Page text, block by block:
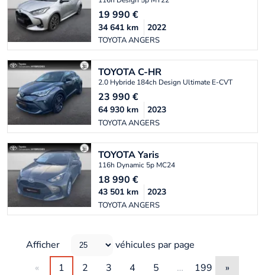
19 990 €
TOYOTA ANGERS
34 641 km 2022
TOYOTAC-HR
2.0 Hybride 184ch Design Ultimate E-CVT
23 990 €
TOYOTA ANGERS
64 930 km 2023
TOYOTAYaris
116h Dynamic 5p MC24
18 990 €
TOYOTA ANGERS
43 501 km 2023
Afficher
véhicules par page
«
1 2 3 4 5 … 199 »